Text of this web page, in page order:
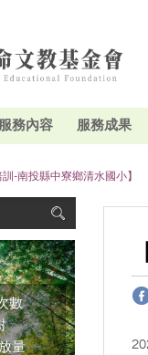
服務內容 服務成果
訓-南投縣中寮鄉清水國小】
數
量